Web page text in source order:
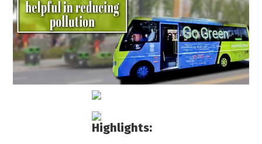
Highlights: